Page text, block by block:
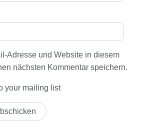
Adresse und Website in diesem
nächsten Kommentar speichern.
your mailing list